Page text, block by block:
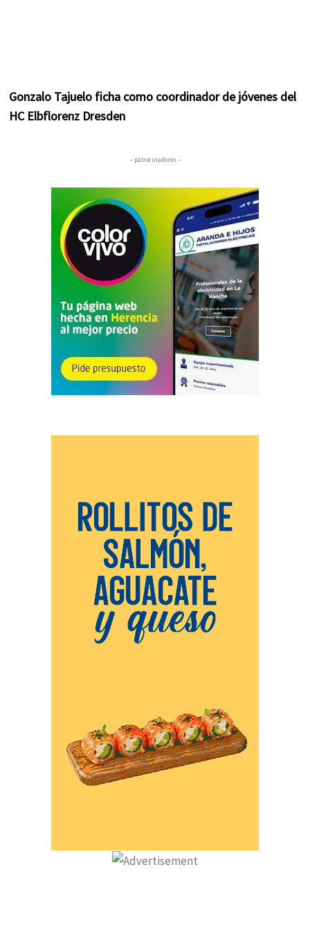
Gonzalo Tajuelo ficha como coordinador de jóvenes del
HC Elbflorenz Dresden
– patrocinadores –